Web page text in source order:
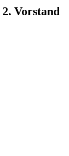
2. Vorstand